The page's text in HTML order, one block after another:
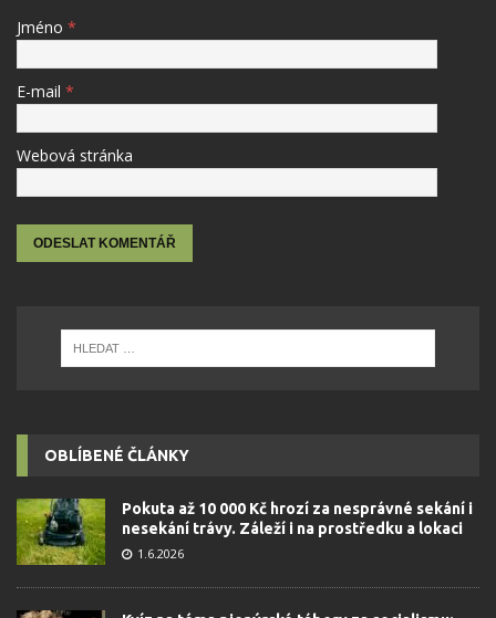
Jméno *
E-mail *
Webová stránka
OBLÍBENÉ ČLÁNKY
Pokuta až 10 000 Kč hrozí za nesprávné sekání i
nesekání trávy. Záleží i na prostředku a lokaci
1.6.2026